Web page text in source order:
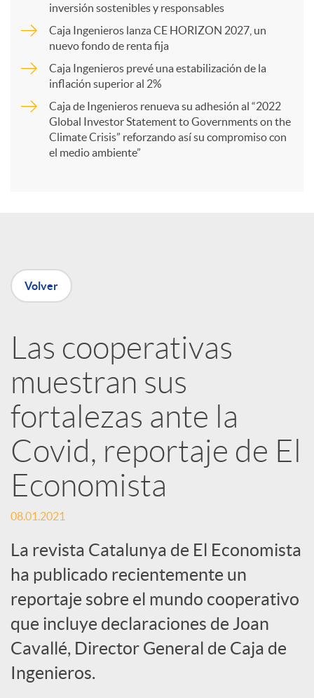
r
n
R
e
d
e
s
S
o
c
i
inversión sostenibles y responsables
Caja Ingenieros lanza CE HORIZON 2027, un
nuevo fondo de renta fija
Caja Ingenieros prevé una estabilización de la
inflación superior al 2%
Caja de Ingenieros renueva su adhesión al “2022
Global Investor Statement to Governments on the
Climate Crisis” reforzando así su compromiso con
el medio ambiente”
Volver
Las cooperativas
muestran sus
fortalezas ante la
Covid, reportaje de El
Economista
08.01.2021
La revista Catalunya de El Economista
ha publicado recientemente un
reportaje sobre el mundo cooperativo
que incluye declaraciones de Joan
Cavallé, Director General de Caja de
Ingenieros.